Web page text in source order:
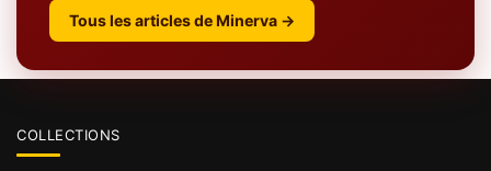
Tous les articles de Minerva →
COLLECTIONS